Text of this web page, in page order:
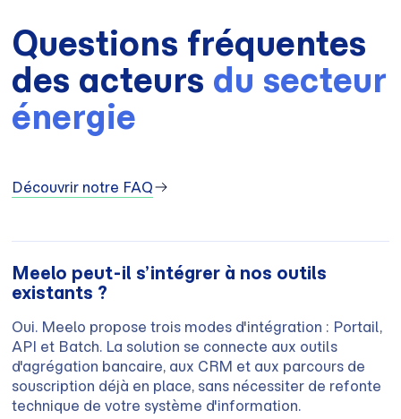
Questions fréquentes
des acteurs du secteur
énergie
Découvrir notre FAQ
Meelo peut-il s’intégrer à nos outils
existants ?
Oui. Meelo propose trois modes d'intégration : Portail,
API et Batch. La solution se connecte aux outils
d'agrégation bancaire, aux CRM et aux parcours de
souscription déjà en place, sans nécessiter de refonte
technique de votre système d'information.